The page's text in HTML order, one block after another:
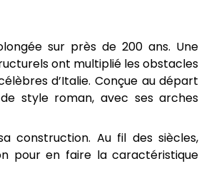
sur près de 200 ans. Une
ont multiplié les obstacles
d’Italie. Conçue au départ
style roman, avec ses arches
construction. Au fil des siècles,
pour en faire la caractéristique